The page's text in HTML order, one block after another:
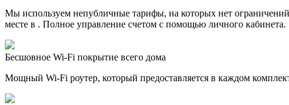
Мы используем непубличные тарифы, на которых нет
месте в . Полное управление счетом с помощью личного кабинета.
Бесшовное Wi-Fi покрытие всего дома
Мощный Wi-Fi роутер, который предоставляется в каждом